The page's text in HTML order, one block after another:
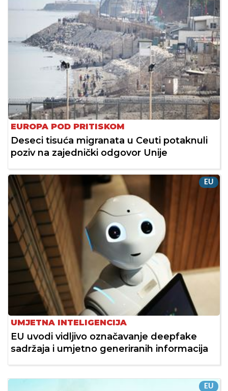
EUROPA POD PRITISKOM
Deseci tisuća migranata u Ceuti potaknuli
poziv na zajednički odgovor Unije
EU
UMJETNA INTELIGENCIJA
EU uvodi vidljivo označavanje deepfake
sadržaja i umjetno generiranih informacija
EU